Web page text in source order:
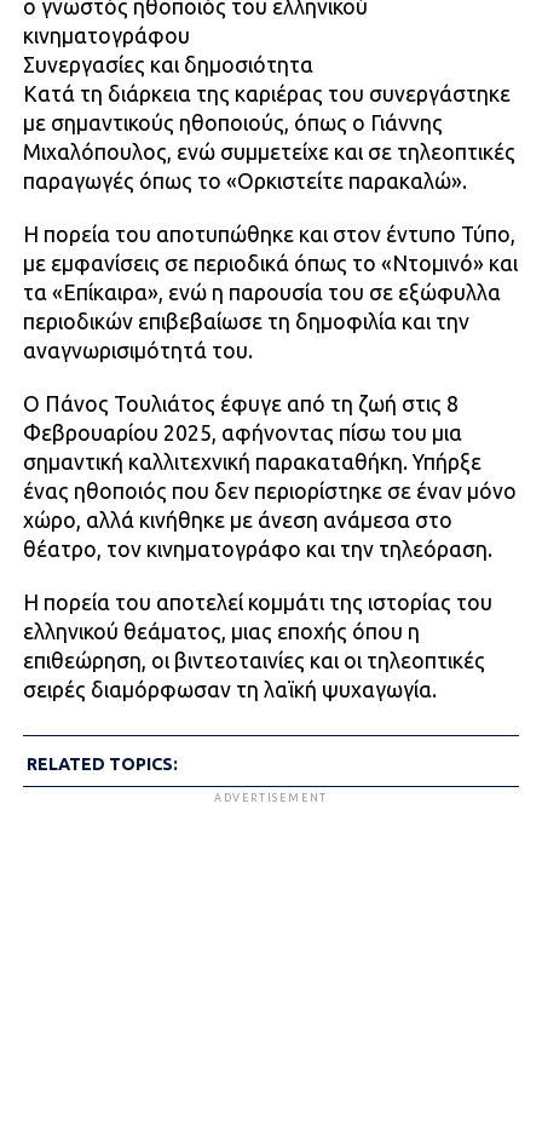
ο γνωστός ηθοποιός του ελληνικού
κινηματογράφου
Συνεργασίες και δημοσιότητα
Κατά τη διάρκεια της καριέρας του συνεργάστηκε
με σημαντικούς ηθοποιούς, όπως ο Γιάννης
Μιχαλόπουλος, ενώ συμμετείχε και σε τηλεοπτικές
παραγωγές όπως το «Ορκιστείτε παρακαλώ».
Η πορεία του αποτυπώθηκε και στον έντυπο Τύπο,
με εμφανίσεις σε περιοδικά όπως το «Ντομινό» και
τα «Επίκαιρα», ενώ η παρουσία του σε εξώφυλλα
περιοδικών επιβεβαίωσε τη δημοφιλία και την
αναγνωρισιμότητά του.
Ο Πάνος Τουλιάτος έφυγε από τη ζωή στις 8
Φεβρουαρίου 2025, αφήνοντας πίσω του μια
σημαντική καλλιτεχνική παρακαταθήκη. Υπήρξε
ένας ηθοποιός που δεν περιορίστηκε σε έναν μόνο
χώρο, αλλά κινήθηκε με άνεση ανάμεσα στο
θέατρο, τον κινηματογράφο και την τηλεόραση.
Η πορεία του αποτελεί κομμάτι της ιστορίας του
ελληνικού θεάματος, μιας εποχής όπου η
επιθεώρηση, οι βιντεοταινίες και οι τηλεοπτικές
σειρές διαμόρφωσαν τη λαϊκή ψυχαγωγία.
RELATED TOPICS:
ADVERTISEMENT